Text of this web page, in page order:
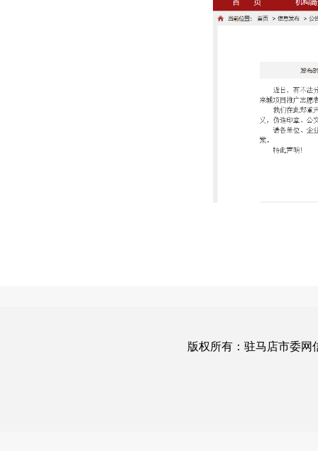
版权所有：驻马店市委